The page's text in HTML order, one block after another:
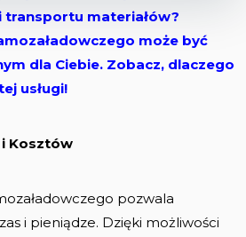
transportu materiałów?
może być
dla Ciebie. Zobacz, dlaczego
usługi!
i Kosztów
pozwala
i pieniądze. Dzięki możliwości